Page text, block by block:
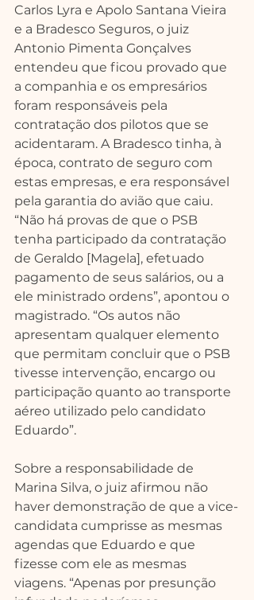
Carlos Lyra e Apolo Santana Vieira
e a Bradesco Seguros, o juiz
Antonio Pimenta Gonçalves
entendeu que ficou provado que
a companhia e os empresários
foram responsáveis pela
contratação dos pilotos que se
acidentaram. A Bradesco tinha, à
época, contrato de seguro com
estas empresas, e era responsável
pela garantia do avião que caiu.
“Não há provas de que o PSB
tenha participado da contratação
de Geraldo [Magela], efetuado
pagamento de seus salários, ou a
ele ministrado ordens”, apontou o
magistrado. “Os autos não
apresentam qualquer elemento
que permitam concluir que o PSB
tivesse intervenção, encargo ou
participação quanto ao transporte
aéreo utilizado pelo candidato
Eduardo”.
Sobre a responsabilidade de
Marina Silva, o juiz afirmou não
haver demonstração de que a vice-
candidata cumprisse as mesmas
agendas que Eduardo e que
fizesse com ele as mesmas
viagens. “Apenas por presunção